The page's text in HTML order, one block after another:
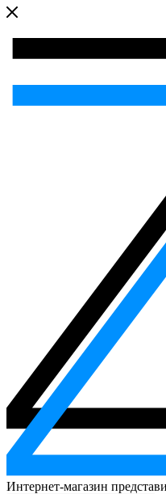
Интернет-магазин